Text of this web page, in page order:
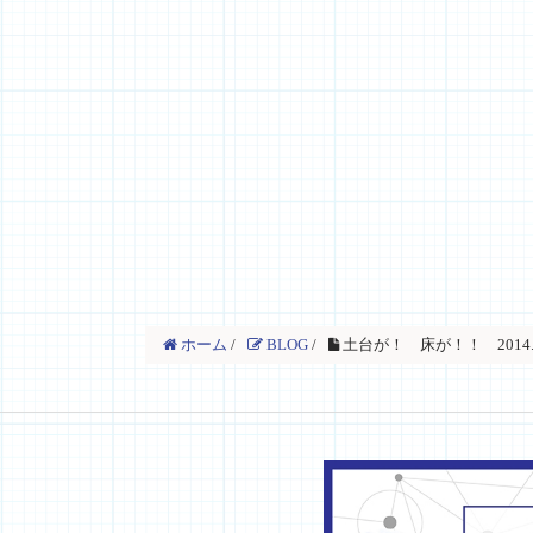
ホーム / BLOG / 土台が！ 床が！！